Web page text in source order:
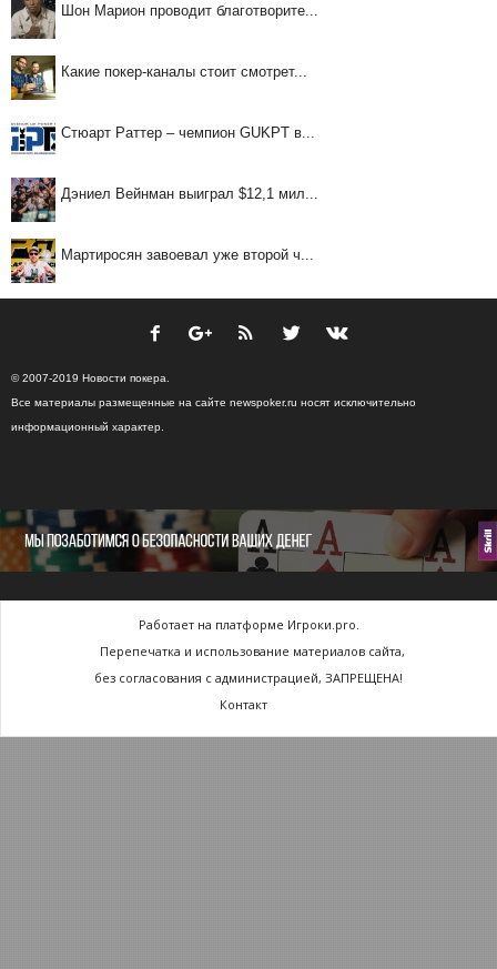
Шон Марион проводит благотворите...
Какие покер-каналы стоит смотрет...
Стюарт Раттер – чемпион GUKPT в...
Дэниел Вейнман выиграл $12,1 мил...
Мартиросян завоевал уже второй ч...
© 2007-2019 Новости покера.
Все материалы размещенные на сайте newspoker.ru носят исключительно
информационный характер.
Работает на платформе Игроки.pro.
Перепечатка и использование материалов сайта,
без согласования с администрацией, ЗАПРЕЩЕНА!
Контакт